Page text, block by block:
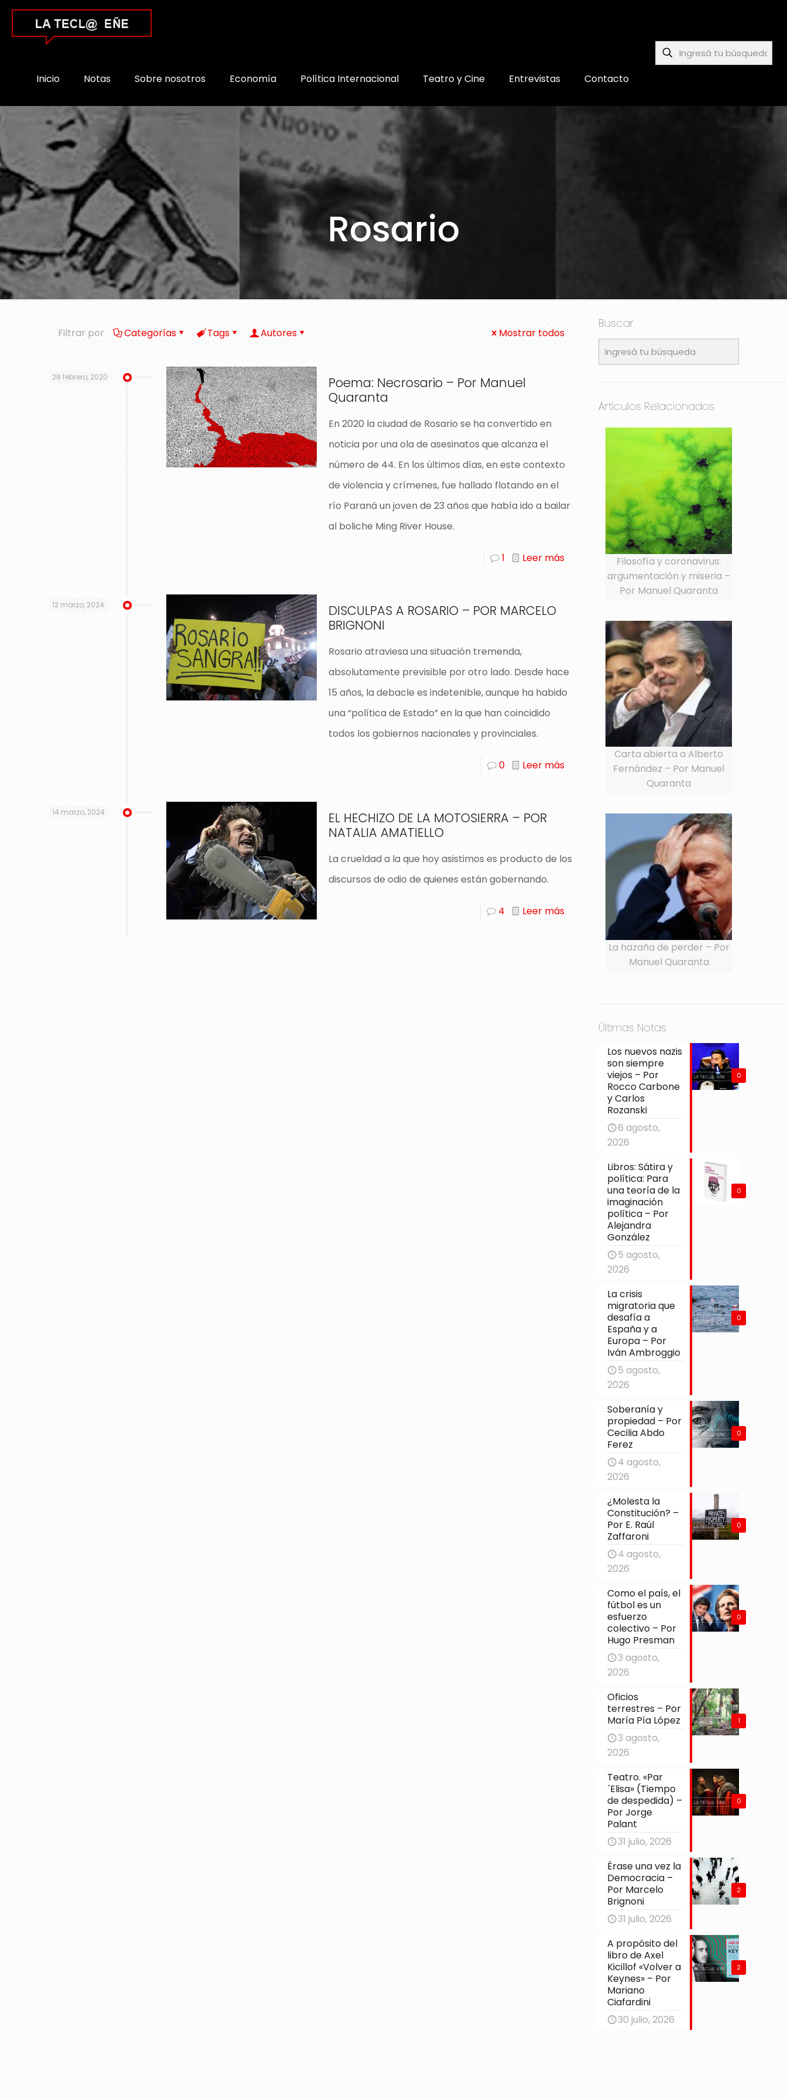
Inicio Notas Sobre nosotros Economía Política Internacional Teatro y Cine Entrevistas Contacto
Rosario
Filtrar por Categorías Tags Autores Mostrar todos
28 febrero, 2020
Poema: Necrosario – Por Manuel
Quaranta
En 2020 la ciudad de Rosario se ha convertido en
noticia por una ola de asesinatos que alcanza el
número de 44. En los últimos días, en este contexto
de violencia y crímenes, fue hallado flotando en el
río Paraná un joven de 23 años que había ido a bailar
al boliche Ming River House.
1 Leer más
12 marzo, 2024
DISCULPAS A ROSARIO – POR MARCELO
BRIGNONI
Rosario atraviesa una situación tremenda,
absolutamente previsible por otro lado. Desde hace
15 años, la debacle es indetenible, aunque ha habido
una “política de Estado” en la que han coincidido
todos los gobiernos nacionales y provinciales.
0 Leer más
14 marzo, 2024
EL HECHIZO DE LA MOTOSIERRA – POR
NATALIA AMATIELLO
La crueldad a la que hoy asistimos es producto de los
discursos de odio de quienes están gobernando.
4 Leer más
Buscar
Artículos Relacionados
Filosofía y coronavirus:
argumentación y miseria –
Por Manuel Quaranta
Carta abierta a Alberto
Fernández – Por Manuel
Quaranta
La hazaña de perder – Por
Manuel Quaranta
Últimas Notas
0
Los nuevos nazis
son siempre
viejos – Por
Rocco Carbone
y Carlos
Rozanski
6 agosto,
2026
0
Libros: Sátira y
política: Para
una teoría de la
imaginación
política – Por
Alejandra
González
5 agosto,
2026
0
La crisis
migratoria que
desafía a
España y a
Europa – Por
Iván Ambroggio
5 agosto,
2026
0
Soberanía y
propiedad – Por
Cecilia Abdo
Ferez
4 agosto,
2026
0
¿Molesta la
Constitución? –
Por E. Raúl
Zaffaroni
4 agosto,
2026
0
Como el país, el
fútbol es un
esfuerzo
colectivo – Por
Hugo Presman
3 agosto,
2026
1
Oficios
terrestres – Por
María Pía López
3 agosto,
2026
0
Teatro. «Par
´Elisa» (Tiempo
de despedida) –
Por Jorge
Palant
31 julio, 2026
2
Érase una vez la
Democracia –
Por Marcelo
Brignoni
31 julio, 2026
2
A propósito del
libro de Axel
Kicillof «Volver a
Keynes» – Por
Mariano
Ciafardini
30 julio, 2026